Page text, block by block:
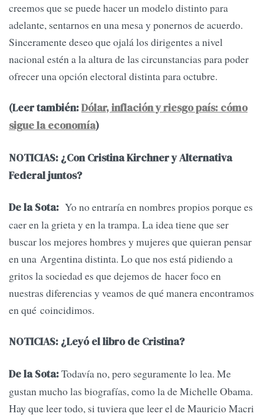
creemos que se puede hacer un modelo distinto para
adelante, sentarnos en una mesa y ponernos de acuerdo.
Sinceramente deseo que ojalá los dirigentes a nivel
nacional estén a la altura de las circunstancias para poder
ofrecer una opción electoral distinta para octubre.
(Leer también:Dólar, inflación y riesgo país: cómo
sigue la economía)
NOTICIAS: ¿Con Cristina Kirchner y Alternativa
Federal juntos?
De la Sota: Yo no entraría en nombres propios porque es
caer en la grieta y en la trampa. La idea tiene que ser
buscar los mejores hombres y mujeres que quieran pensar
en una Argentina distinta. Lo que nos está pidiendo a
gritos la sociedad es que dejemos de hacer foco en
nuestras diferencias y veamos de qué manera encontramos
en qué coincidimos.
NOTICIAS: ¿Leyó el libro de Cristina?
De la Sota:Todavía no, pero seguramente lo lea. Me
gustan mucho las biografías, como la de Michelle Obama.
Hay que leer todo, si tuviera que leer el de Mauricio Macri